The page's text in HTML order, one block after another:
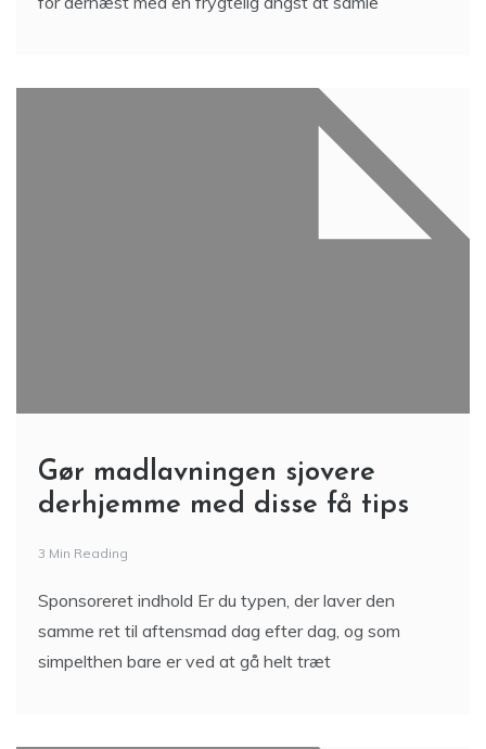
Gør madlavningen sjovere
derhjemme med disse få tips
3 Min Reading
Sponsoreret indhold Er du typen, der laver den
samme ret til aftensmad dag efter dag, og som
simpelthen bare er ved at gå helt træt